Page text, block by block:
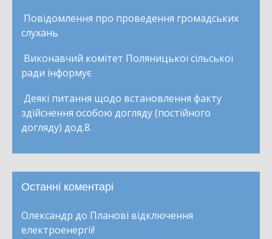
Повідомлення про проведення громадських
слухань
Виконавчий комітет Поляницької сільської
ради інформує
Деякі питання щодо встановлення факту
здійснення особою догляду (постійного
догляду) дод.8.
Останні коментарі
Олександр до Планові відключення
електроенергії!